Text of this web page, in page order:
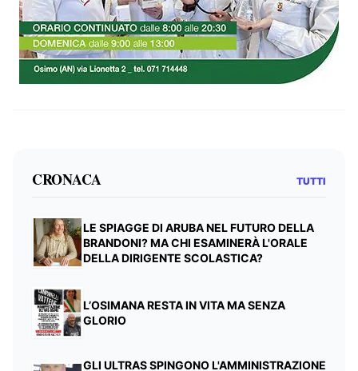
CRONACA TUTTI
LE SPIAGGE DI ARUBA NEL FUTURO DELLA
BRANDONI? MA CHI ESAMINERÀ L'ORALE
DELLA DIRIGENTE SCOLASTICA?
L’OSIMANA RESTA IN VITA MA SENZA
GLORIO
GLI ULTRAS SPINGONO L'AMMINISTRAZIONE